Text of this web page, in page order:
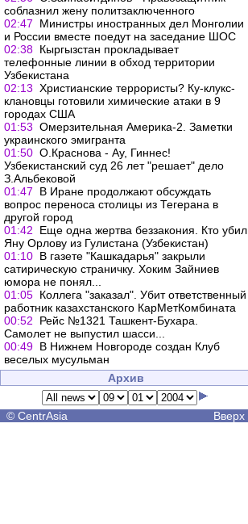
соблазнил жену политзаключенного
02:47
Министры иностранных дел Монголии
и России вместе поедут на заседание ШОС
02:38 Кыргызстан прокладывает
телефонные линии в обход территории
Узбекистана
02:13 Христианские террористы? Ку-клукс-
клановцы готовили химические атаки в 9
городах США
01:53 Омерзительная Америка-2. Заметки
украинского эмигранта
01:50 О.Краснова - Ау, Гиннес!
Узбекистанский суд 26 лет "решает" дело
З.Альбековой
01:47
В Иране продолжают обсуждать
вопрос переноса столицы из Тегерана в
другой город
01:42
Еще одна жертва беззакония. Кто убил
Яну Орлову из Гулистана (Узбекистан)
01:10 В газете "Кашкадарья" закрыли
сатирическую страничку. Хоким Зайниев
юмора не понял...
01:05 Коллега "заказал". Убит ответственный
работник казахстанского КарМетКомбината
00:52
Рейс №1321 Ташкент-Бухара.
Самолет не выпустил шасси...
00:49 В Нижнем Новгороде создан Клуб
веселых мусульман
Архив
© CentrAsia Вверх